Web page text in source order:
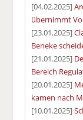
[04.02.2025]
übernimmt
[23.01.2025]
Beneke
[21.01.2025]
Bereich
[20.01.2025]
kamen nach
[10.01.2025]